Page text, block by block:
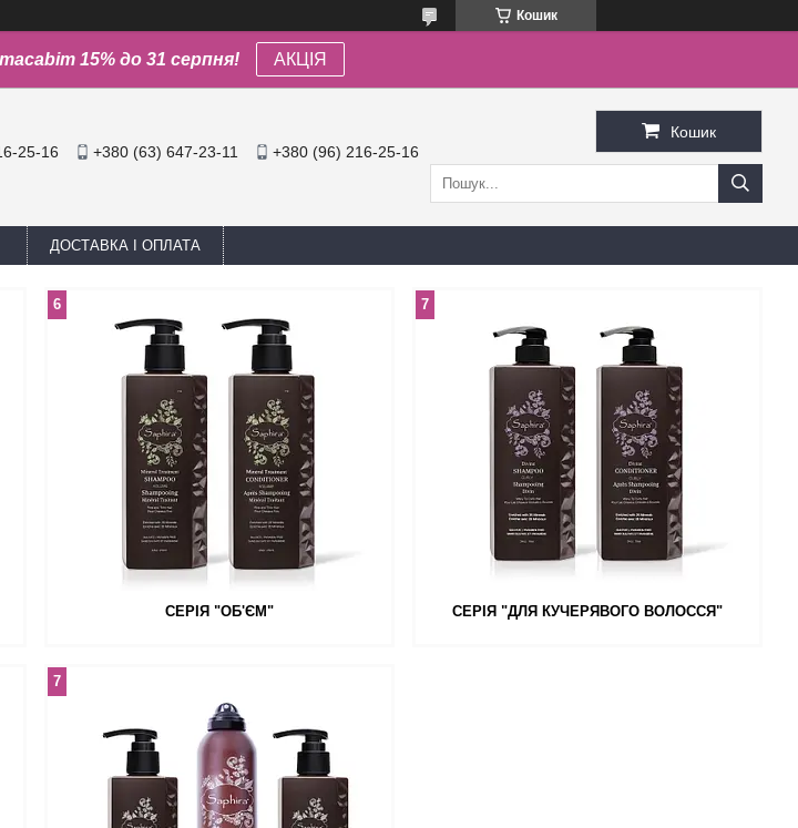
Кошик
15% до 31 серпня! АКЦІЯ
25-16 +380 (63) 647-23-11 +380 (96) 216-25-16
Кошик
ДОСТАВКА І ОПЛАТА
СЕРІЯ "ОБ'ЄМ"
6
СЕРІЯ "ДЛЯ КУЧЕРЯВОГО ВОЛОССЯ"
7
7